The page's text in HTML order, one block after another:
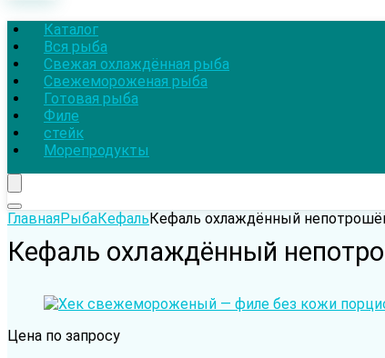
Каталог
Вся рыба
Свежая охлаждённая рыба
Свежемороженая рыба
Готовая рыба
Филе
стейк
Морепродукты
ГлавнаяРыбаКефальКефаль охлаждённый
Кефаль охлаждённый
Цена по запросу